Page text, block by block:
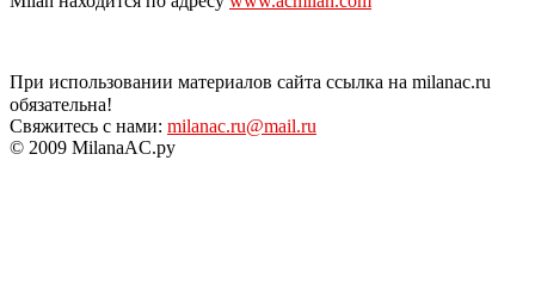
При использовании материалов сайта ссылка на milanac.ru
обязательна!
Свяжитесь с нами: milanac.ru@mail.ru
© 2009 MilanaAC.ру